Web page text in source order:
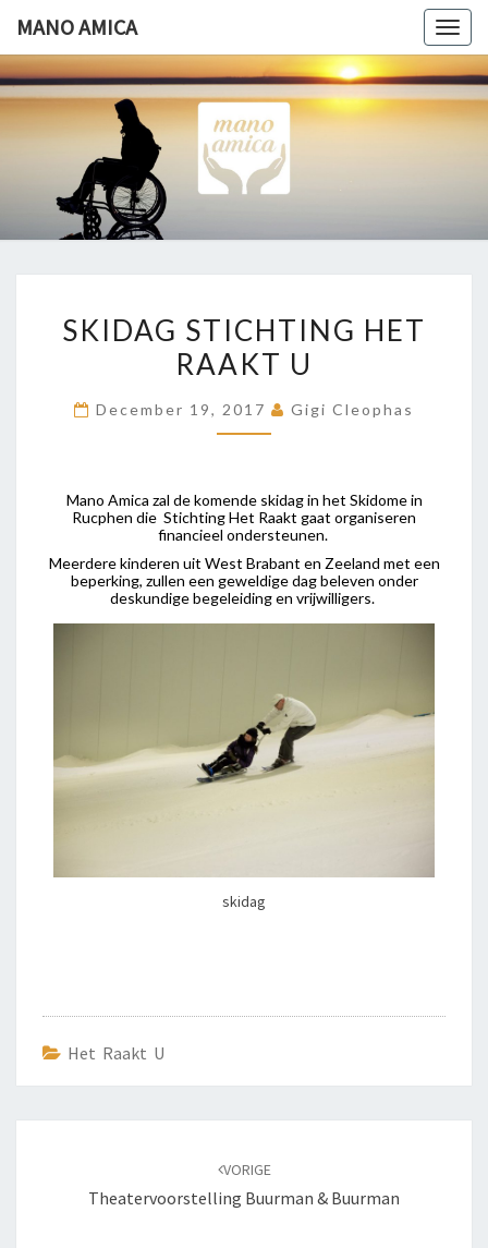
de
content
MANO AMICA
MANO
AMICA
Helpende
Hand
STICHTING
HET
SKIDAG STICHTING HET
RAAKT U
December 19, 2017 Gigi Cleophas
Mano Amica zal de komende skidag in het Skidome in
Rucphen die Stichting Het Raakt gaat organiseren
financieel ondersteunen.
Meerdere kinderen uit West Brabant en Zeeland met een
beperking, zullen een geweldige dag beleven onder
deskundige begeleiding en vrijwilligers.
skidag
Het Raakt U
VORIGE
Theatervoorstelling Buurman & Buurman